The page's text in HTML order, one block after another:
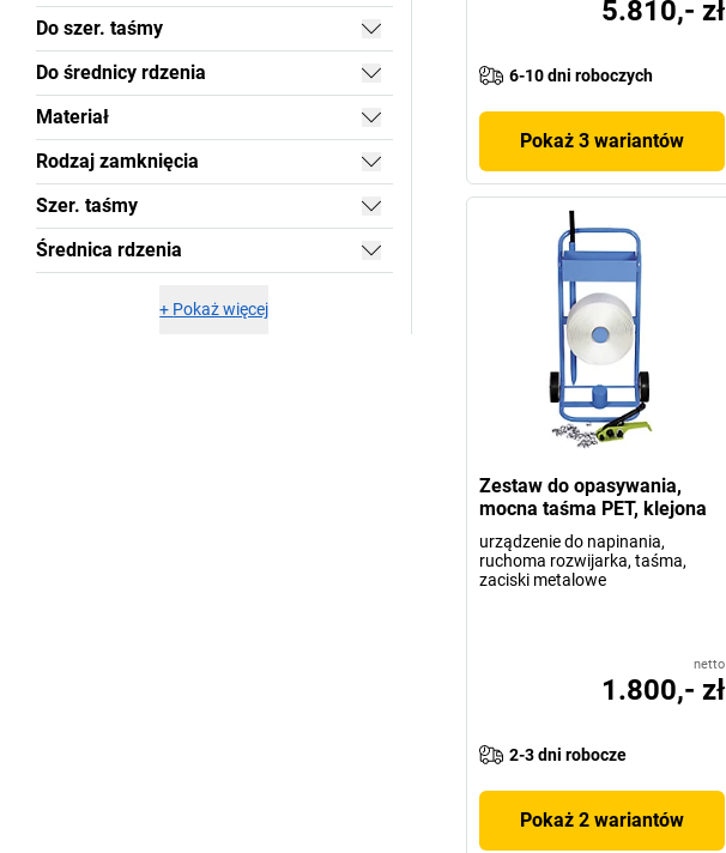
Do szer. taśmy
Do średnicy rdzenia
Materiał
Rodzaj zamknięcia
Szer. taśmy
Średnica rdzenia
+ Pokaż więcej
5.810,- zł
6-10 dni roboczych
Pokaż 3 wariantów
Zestaw do opasywania,
mocna taśma PET, klejona
urządzenie do napinania,
ruchoma rozwijarka, taśma,
zaciski metalowe
netto
1.800,- zł
2-3 dni robocze
Pokaż 2 wariantów